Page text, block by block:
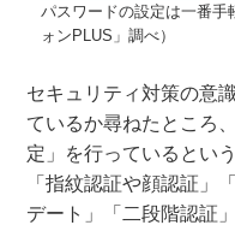
パスワードの設定は一番手
ォンPLUS」調べ）
セキュリティ対策の意
ているか尋ねたところ
定」を行っているとい
「指紋認証や顔認証」
デート」「二段階認証